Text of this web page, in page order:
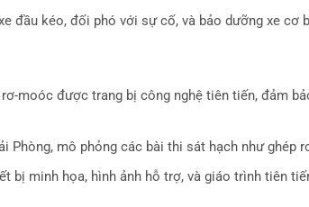
đầu kéo, đối phó với sự cố, và bảo dưỡng xe cơ
moóc được trang bị công nghệ tiên tiến, đảm
Phòng, mô phỏng các bài thi sát hạch như ghép
bị minh họa, hình ảnh hỗ trợ, và giáo trình tiên